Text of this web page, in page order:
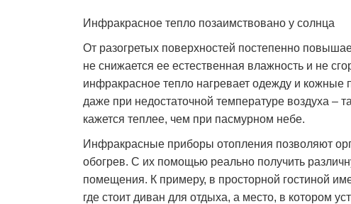
Инфракрасное тепло позаимствовано у солнца
От разогретых поверхностей постепенно
не снижается ее естественная влажность и не
инфракрасное тепло нагревает одежду и кожные
даже при недостаточной температуре воздуха –
кажется теплее, чем при пасмурном небе.
Инфракрасные приборы отопления позволяют
обогрев. С их помощью реально получить
помещения. К примеру, в просторной гостиной
где стоит диван для отдыха, а место, в котором